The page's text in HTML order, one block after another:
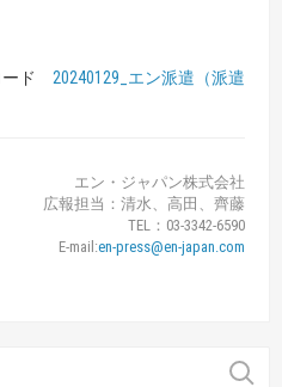
ード 20240129_エン派遣（派遣
エン・ジャパン株式会社
広報担当：清水、高田、齊藤
TEL：03-3342-6590
E-mail:en-press@en-japan.com